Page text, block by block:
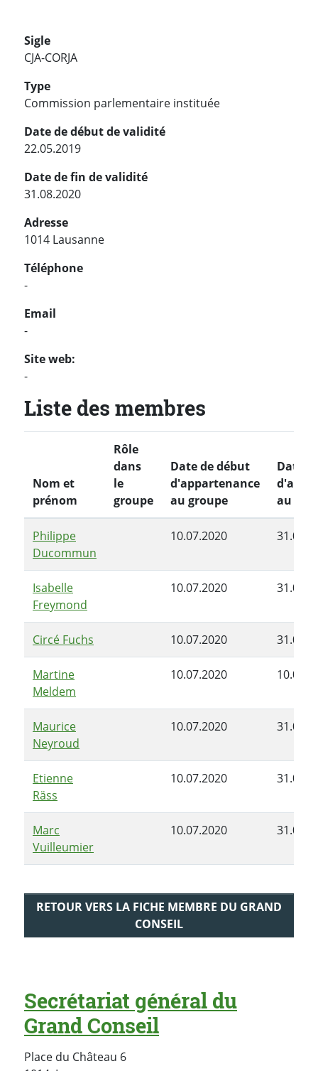
Sigle
CJA-CORJA
Type
Commission parlementaire instituée
Date de début de validité
22.05.2019
Date de fin de validité
31.08.2020
Adresse
1014 Lausanne
Téléphone
-
Email
-
Site web:
-
Liste des membres
Nom et
prénom
Rôle
dans
le
groupe
Date de début
d'appartenance
au groupe
Date
au
Philippe
Ducommun
10.07.2020
Isabelle
Freymond
10.07.2020
Circé Fuchs 10.07.2020
Martine
Meldem
10.07.2020
Maurice
Neyroud
10.07.2020
Etienne
Räss
10.07.2020
Marc
Vuilleumier
10.07.2020
RETOUR VERS LA FICHE MEMBRE DU GRAND
CONSEIL
Secrétariat général du
Grand Conseil
Place du Château 6